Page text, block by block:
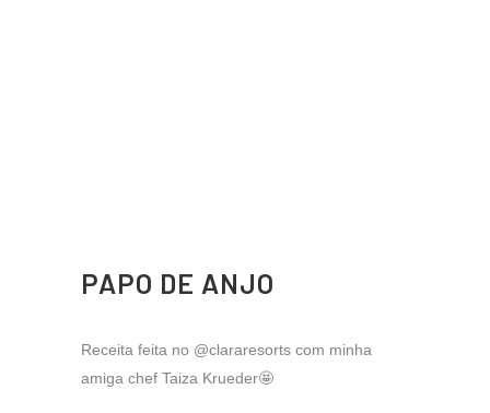
PAPO DE ANJO
Receita feita no @clararesorts com minha
amiga chef Taiza Krueder🤩